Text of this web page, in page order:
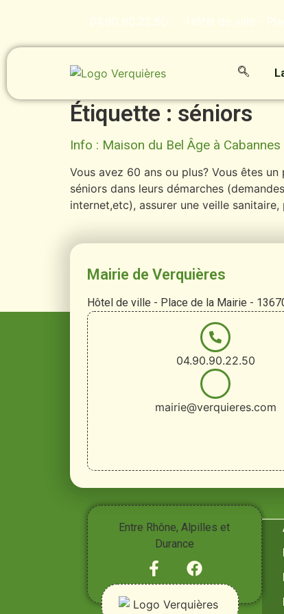
04.90.90.22.50 Hôtel de ville -
Étiquette : séniors
Info : Maison du Bel Âge à Cabannes
Vous avez 60 ans ou plus? Vous êtes
séniors dans leurs démarches
internet,etc), assurer une veille
Mairie de Verquières
Hôtel de ville - Place de la Mairie -
04.90.90.22.50
mairie@verquieres.com
Entre Rhône, Alpilles et
Durance